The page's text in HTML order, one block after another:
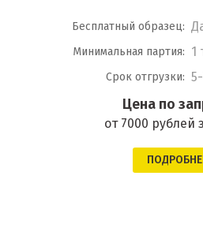
Бесплатный образец:
Минимальная партия: 1
Срок отгрузки:
Цена по
от 7000 рублей